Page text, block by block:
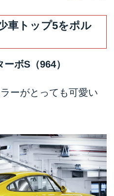
車トップ5をポル
ボS（964）
ーがとっても可愛い